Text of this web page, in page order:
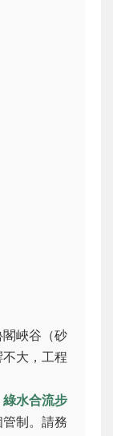
峽谷（砂
大，工程
水合流步
管制。請務